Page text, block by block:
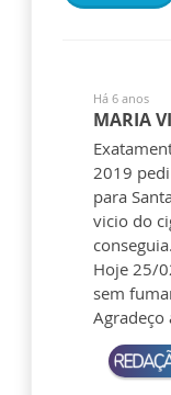
Há 6 anos
MARIA
2019
para
vicio do
conseguia.
Hoje 25/
sem
Agradeço